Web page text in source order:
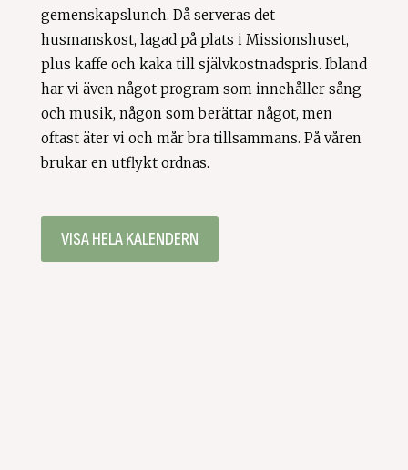
gemenskapslunch. Då serveras det
husmanskost, lagad på plats i Missionshuset,
plus kaffe och kaka till självkostnadspris. Ibland
har vi även något program som innehåller sång
och musik, någon som berättar något, men
oftast äter vi och mår bra tillsammans. På våren
brukar en utflykt ordnas.
VISA HELA KALENDERN